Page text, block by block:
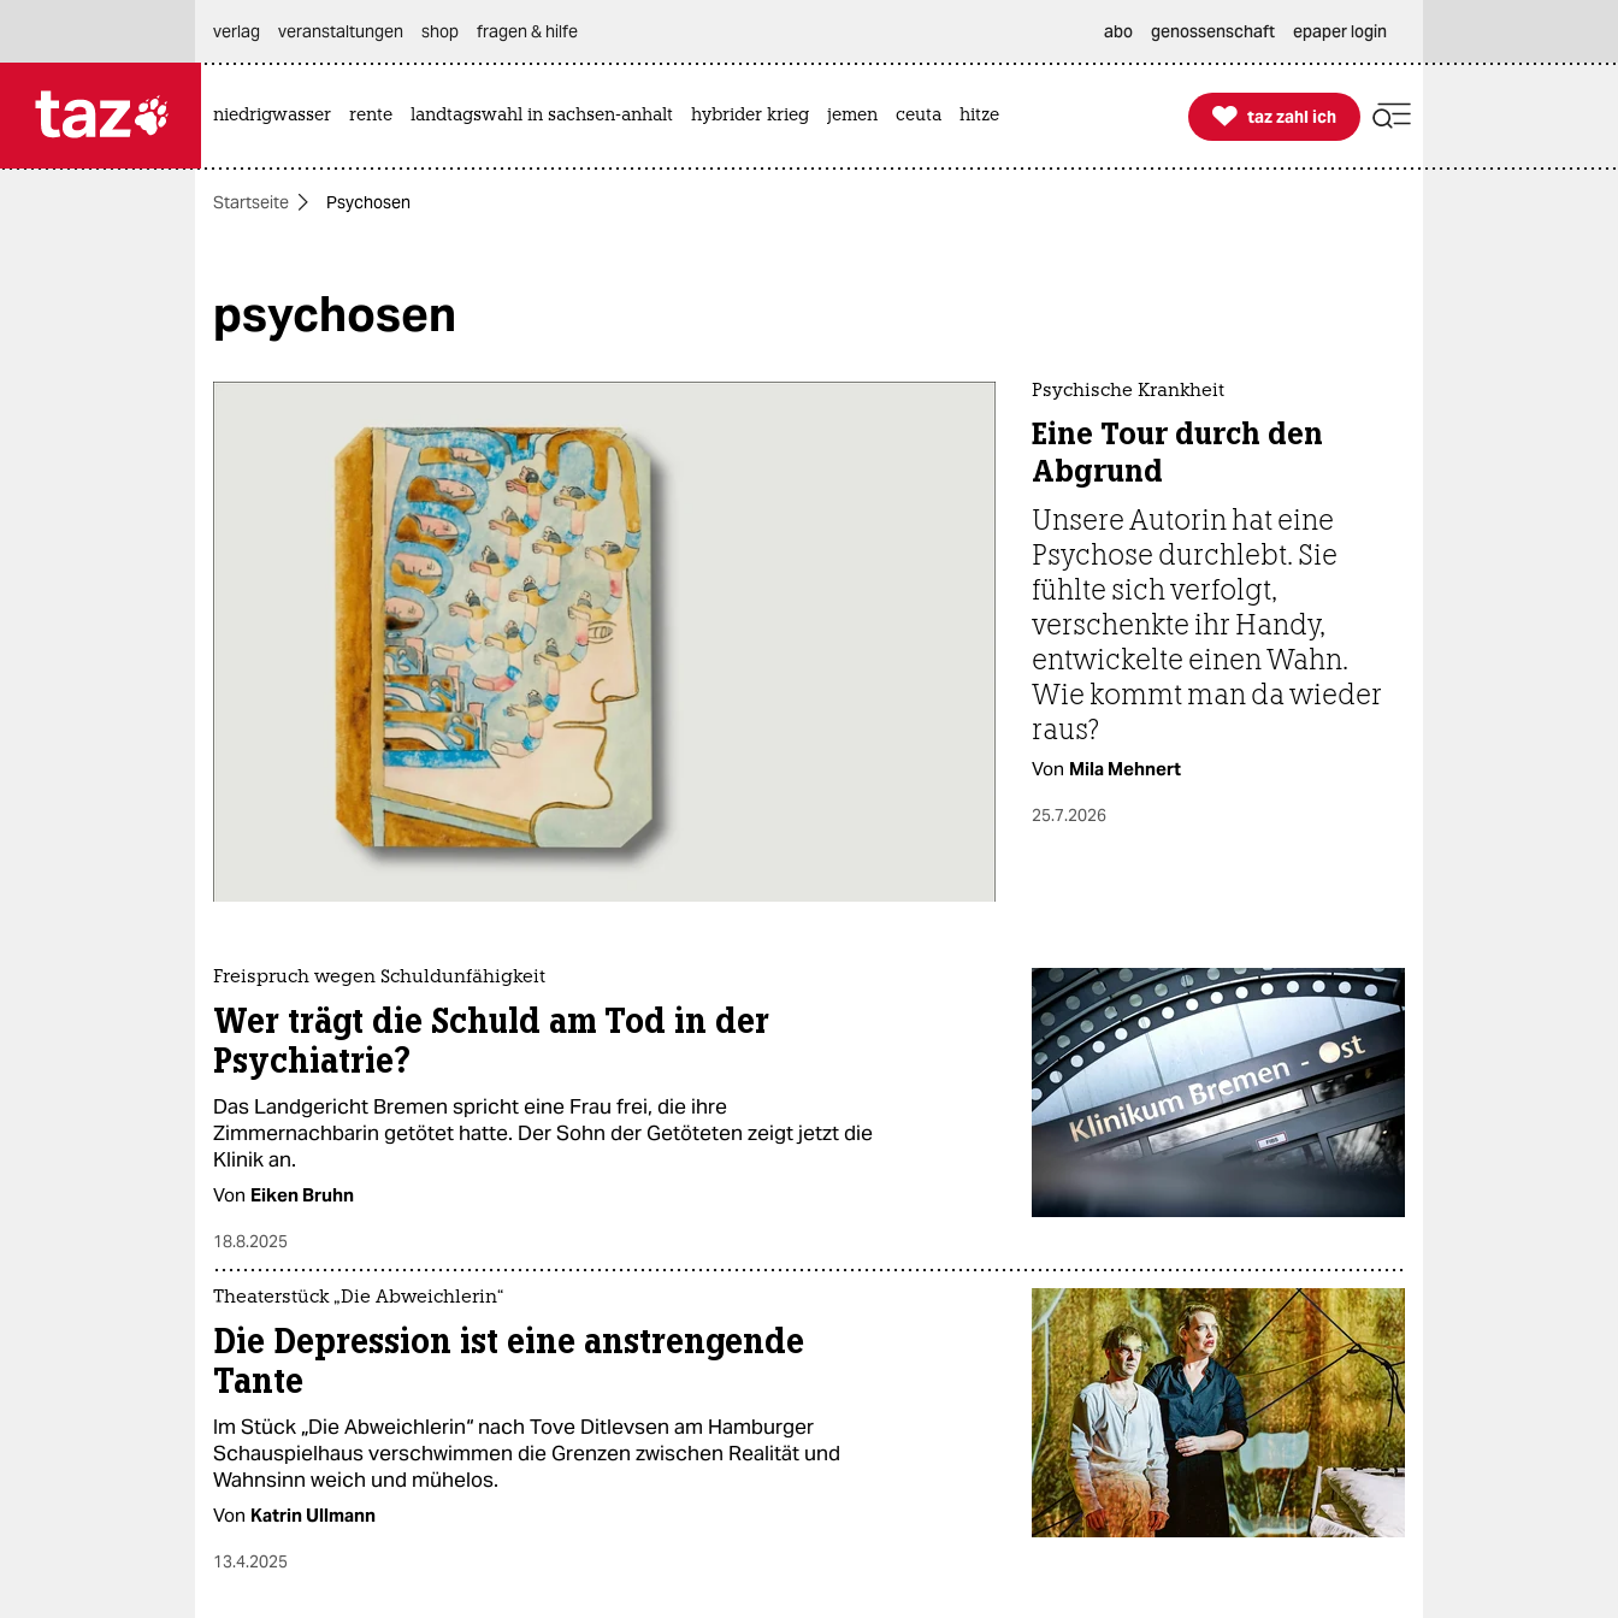
themen
öko
gesellschaft
veranstaltungen
abo
genossenschaft
epaper login
verlag
veranstaltungen shop fragen & hilfe abo genossenschaft epaper login
niedrigwasser rente landtagswahl in sachsen-anhalt hybrider krieg jemen ceuta hitze 
taz zahl ich
taz zahl ich
Startseite Psychosen
psychosen
Psychische Krankheit
Eine Tour durch den
Abgrund
Unsere Autorin hat eine
Psychose durchlebt. Sie
fühlte sich verfolgt,
verschenkte ihr Handy,
entwickelte einen Wahn.
Wie kommt man da wieder
raus?
Von Mila Mehnert
25.7.2026
Freispruch wegen Schuldunfähigkeit
Wer trägt die Schuld am Tod in der
Psychiatrie?
Das Landgericht Bremen spricht eine Frau frei, die ihre
Zimmernachbarin getötet hatte. Der Sohn der Getöteten zeigt jetzt die
Klinik an.
Von Eiken Bruhn
18.8.2025
Theaterstück „Die Abweichlerin“
Die Depression ist eine anstrengende
Tante
Im Stück „Die Abweichlerin“ nach Tove Ditlevsen am Hamburger
Schauspielhaus verschwimmen die Grenzen zwischen Realität und
Wahnsinn weich und mühelos.
Von Katrin Ullmann
13.4.2025